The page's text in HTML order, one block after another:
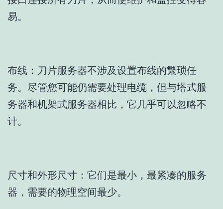
易。
布线：刀片服务器不涉及设置布线的繁琐任
务。尽管您可能仍需要处理电缆，但与塔式服
务器和机架式服务器相比，它几乎可以忽略不
计。
尺寸和外形尺寸：它们是最小，最紧凑的服务
器，需要的物理空间最少。